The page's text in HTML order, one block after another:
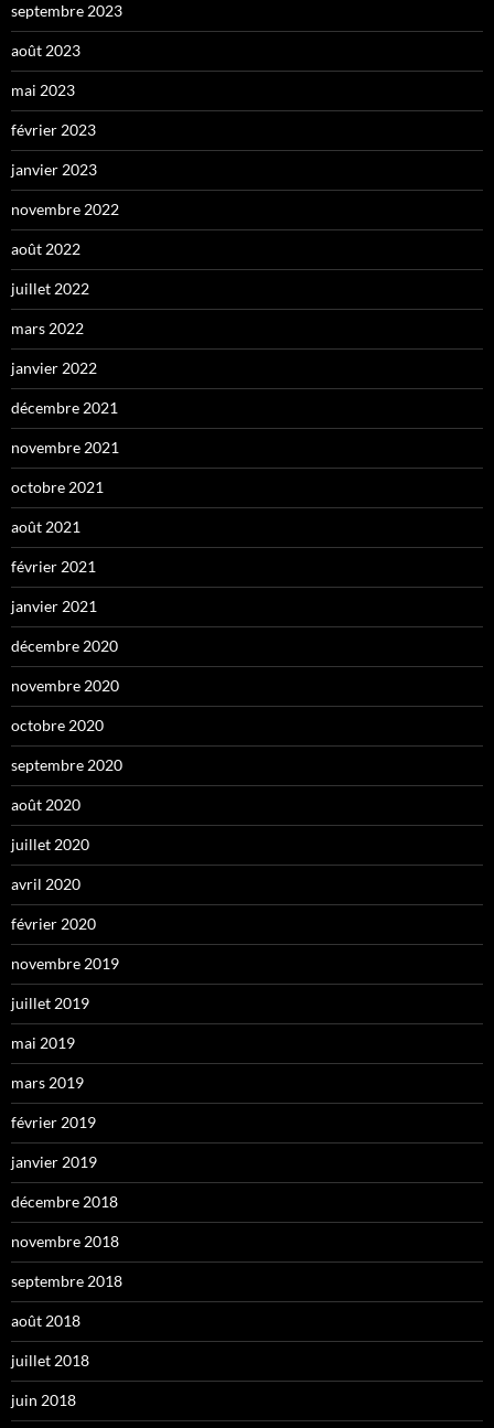
septembre 2023
août 2023
mai 2023
février 2023
janvier 2023
novembre 2022
août 2022
juillet 2022
mars 2022
janvier 2022
décembre 2021
novembre 2021
octobre 2021
août 2021
février 2021
janvier 2021
décembre 2020
novembre 2020
octobre 2020
septembre 2020
août 2020
juillet 2020
avril 2020
février 2020
novembre 2019
juillet 2019
mai 2019
mars 2019
février 2019
janvier 2019
décembre 2018
novembre 2018
septembre 2018
août 2018
juillet 2018
juin 2018